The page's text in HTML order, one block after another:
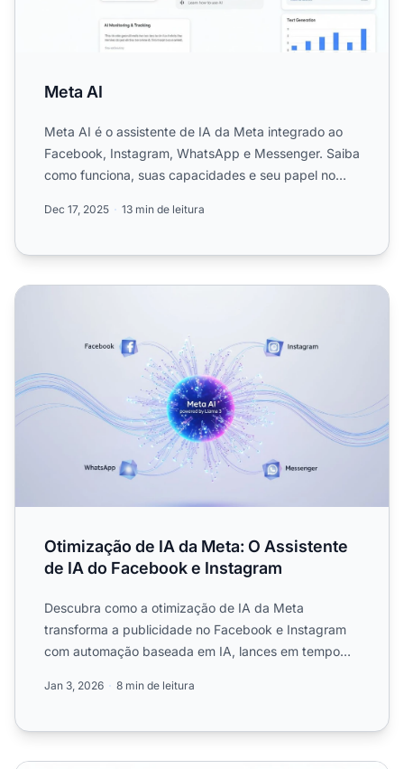
Meta AI
Meta AI é o assistente de IA da Meta integrado ao
Facebook, Instagram, WhatsApp e Messenger. Saiba
como funciona, suas capacidades e seu papel no
Dec 17, 2025 13 min de leitura
Otimização de IA da Meta: O Assistente de IA do
Otimização de IA da Meta: O Assistente
de IA do Facebook e Instagram
Descubra como a otimização de IA da Meta
transforma a publicidade no Facebook e Instagram
com automação baseada em IA, lances em tempo
Jan 3, 2026 8 min de leitura